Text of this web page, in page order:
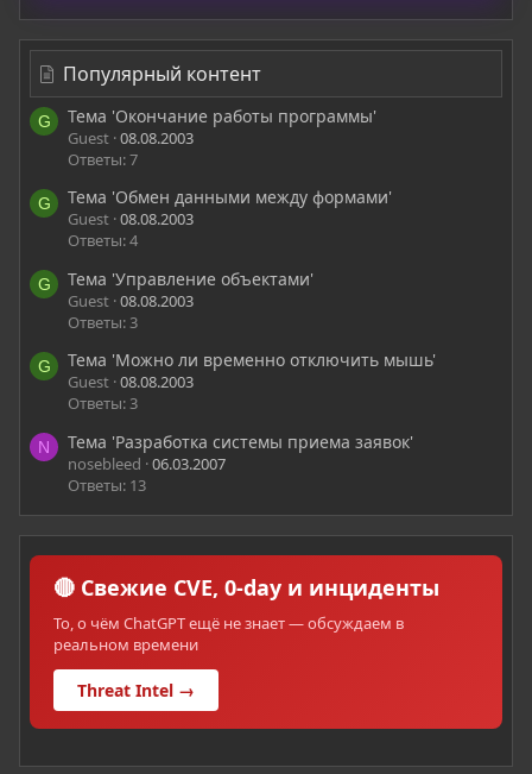
Популярный контент
G Тема 'Окончание работы программы'
Guest 08.08.2003
Ответы: 7
G Тема 'Обмен данными между формами'
Guest 08.08.2003
Ответы: 4
G Тема 'Управление объектами'
Guest 08.08.2003
Ответы: 3
G Тема 'Можно ли временно отключить мышь'
Guest 08.08.2003
Ответы: 3
N Тема 'Разработка системы приема заявок'
nosebleed 06.03.2007
Ответы: 13
🔴 Свежие CVE, 0-day и инциденты
То, о чём ChatGPT ещё не знает — обсуждаем в
реальном времени
Threat Intel →